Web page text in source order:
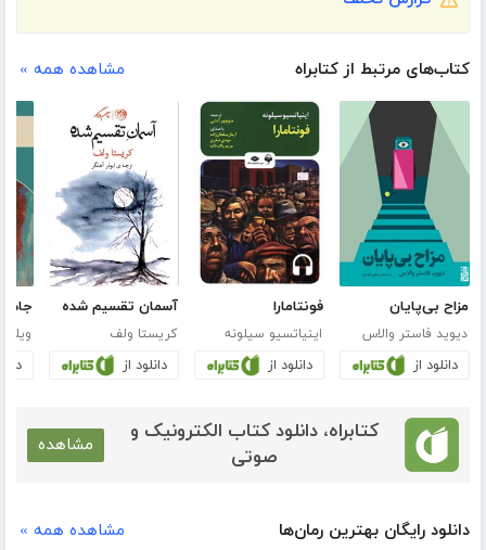
کتاب‌های مرتبط از کتابراه مشاهده همه »
مزاح بی‌پایان
دیوید فاستر والاس
دانلود از
فونتامارا
اینیاتسیو سیلونه
دانلود از
آسمان تقسیم شده
کریستا ولف
دانلود از
کتابراه، دانلود کتاب الکترونیک و
صوتی
مشاهده
دانلود رایگان بهترین رمان‌ها مشاهده همه »